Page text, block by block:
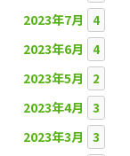
2023年7月 4
2023年6月 4
2023年5月 2
2023年4月 3
2023年3月 3